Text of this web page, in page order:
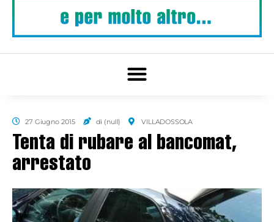
27 Giugno 2015 di (null) VILLADOSSOLA
Tenta di rubare al bancomat,
arrestato